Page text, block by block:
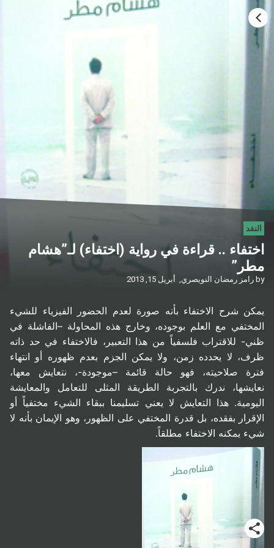
النقد
اختفاء .. قراءة في رواية (اختفاء) لـ”هشام
مطر”
by رامز رمضان النويصري, أبريل 15, 2013
يمكن شرح الاختفاء بأنه صورة لعدم الحضور الفيزياء للشيء
المختفي مع العلم بوجوده، وخارج هذه المحاولة –الفاشلة في
ظني- للاقتراب فلسفياً من هذا التعبير، فالاختفاء في حد ذاته
ظرف، لا يحدده زمن، ولا يمكن الجزم بعدم ظهوره أو انتهاء
فترة صلاحيته، فهو حالة قائمة –موجودة-، نتعايش معها،
نعايشها، ندرك بالتجربة الطريقة المثلى للتعامل والمعايشة
اليومية. هذا التعايش لا يعني تسليمنا ببقاء الشيء مختفياً أو
الإقرار بفقده، بل قدرة المختفي على الظهور، وهو الإيمان بأنه لا
شيء يمكنه الاختفاء مطلقاً.
HOME
VISIT WEBSITE